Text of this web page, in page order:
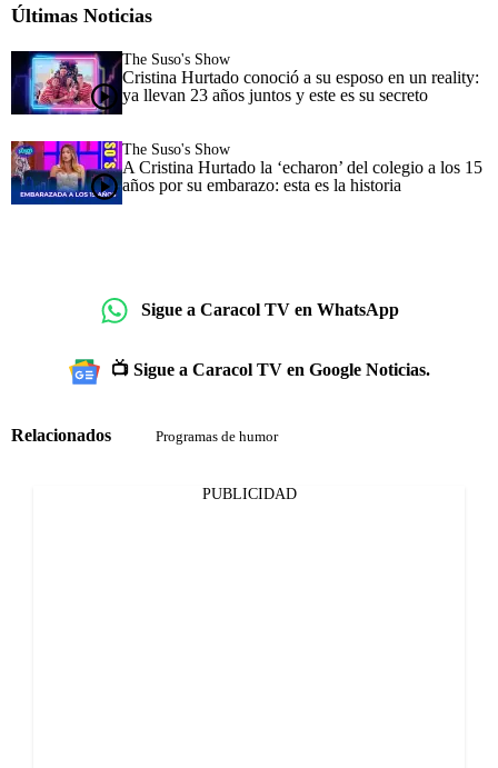
Últimas Noticias
The Suso's Show
Cristina Hurtado conoció a su esposo en un reality:
ya llevan 23 años juntos y este es su secreto
The Suso's Show
A Cristina Hurtado la ‘echaron’ del colegio a los 15
años por su embarazo: esta es la historia
Sigue a Caracol TV en WhatsApp
📺 Sigue a Caracol TV en Google Noticias.
Relacionados Programas de humor
PUBLICIDAD